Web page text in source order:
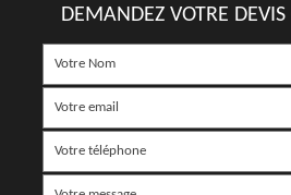
DEMANDEZ VOTRE